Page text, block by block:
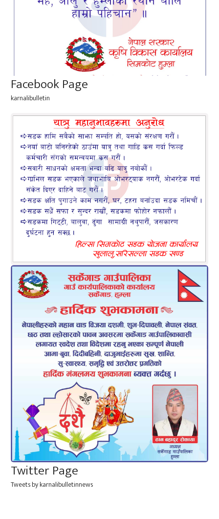
Facebook Page
karnalibulletin
Twitter Page
Tweets by karnalibulletinnews